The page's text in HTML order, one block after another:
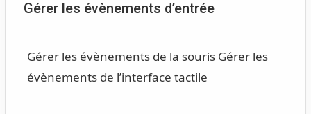
Gérer les évènements d’entrée
Gérer les évènements de la souris Gérer les
évènements de l’interface tactile